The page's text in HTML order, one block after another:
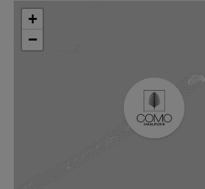
+
−